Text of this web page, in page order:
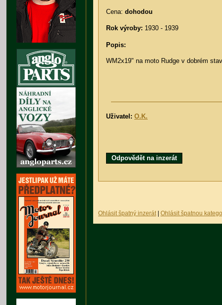
Cena: dohodou
Rok výroby: 1930 - 1939
Popis:
WM2x19" na moto Rudge v dobrém
Uživatel: O.K.
Odpovědět na inzerát
Ohlásit špatný inzerát Ohlásit špatnou